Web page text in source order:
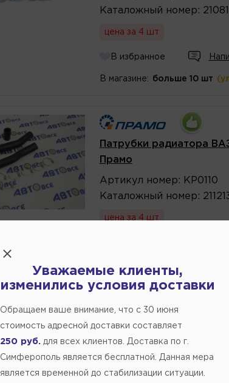
Каталожный номер :
цена за 4 шт
В избранное
В магазине: больше 10 шт
Патрубки радиатора
Прамо
Артикул номер : KP0110
Каталожный номер :
цена за 4 шт
(Переулок
1 шт. (ул.
Патрубки радиатора
Уважаемые клиенты,
изменились условия доставки
Обращаем ваше внимание, что c 30 июня
стоимость адресной доставки составляет
250 руб. для всех клиентов. Доставка по г.
Симферополь является бесплатной. Данная мера
является временной до стабилизации ситуации.